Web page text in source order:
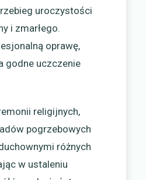
uroczystości
i zmarłego.
oprawę,
godne uczczenie
religijnych,
pogrzebowych
różnych
w ustaleniu